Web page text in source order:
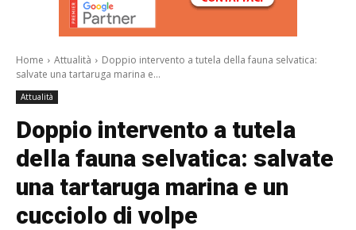
Home
Attualità
Doppio intervento a tutela della fauna selvatica:
salvate una tartaruga marina e...
Attualità
Doppio intervento a tutela
della fauna selvatica: salvate
una tartaruga marina e un
cucciolo di volpe